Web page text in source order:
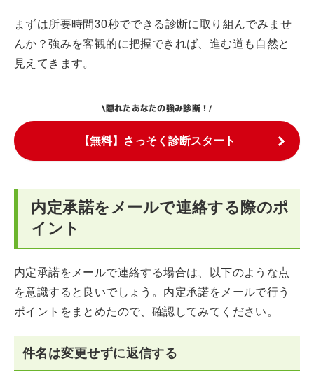
まずは所要時間30秒でできる診断に取り組んでみませ
んか？強みを客観的に把握できれば、進む道も自然と
見えてきます。
\隠れたあなたの強み診断！/
【無料】さっそく診断スタート
内定承諾をメールで連絡する際のポ
イント
内定承諾をメールで連絡する場合は、以下のような点
を意識すると良いでしょう。内定承諾をメールで行う
ポイントをまとめたので、確認してみてください。
件名は変更せずに返信する